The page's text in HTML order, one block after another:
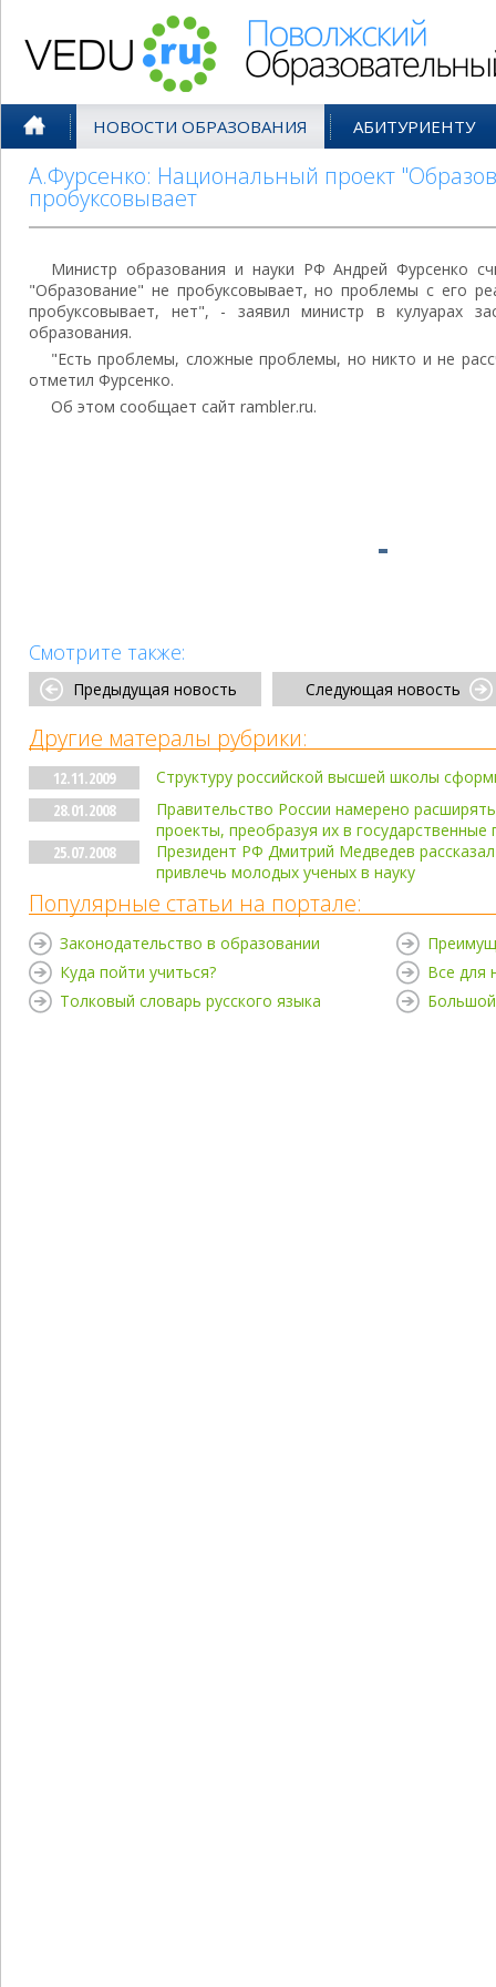
НОВОСТИ ОБРАЗОВАНИЯ АБИТУРИЕНТУ
А.Фурсенко: Национальный проект
пробуксовывает
Министр образования и науки РФ Андрей Фурсенко
"Образование" не пробуксовывает, но проблемы с его
пробуксовывает, нет", - заявил министр в кулуарах
образования.
"Есть проблемы, сложные проблемы, но никто и не
отметил Фурсенко.
Об этом сообщает сайт rambler.ru.
Смотрите также:
Предыдущая новость Следующая новость
Другие матералы рубрики:
12.11.2009
Структуру российской высшей школы
28.01.2008
Правительство России намерено
проекты, преобразуя их в
25.07.2008
Президент РФ Дмитрий Медведев
привлечь молодых ученых в науку
Популярные статьи на портале:
Законодательство в образовании
Куда пойти учиться?
Толковый словарь русского языка
Все для
Большой